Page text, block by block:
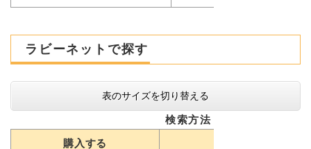
ラビーネットで探す
表のサイズを切り替える
検索方法
購入する